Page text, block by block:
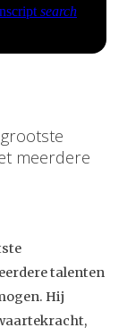
meerdere
talenten
Hij